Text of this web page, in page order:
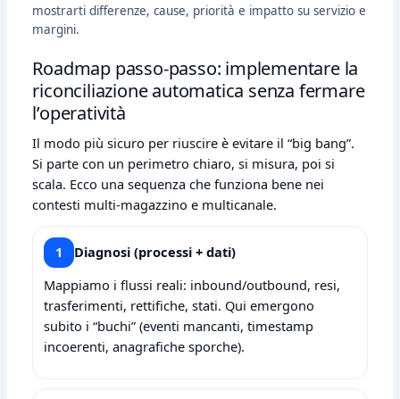
mostrarti differenze, cause, priorità e impatto su servizio e
margini.
Roadmap passo‑passo: implementare la
riconciliazione automatica senza fermare
l’operatività
Il modo più sicuro per riuscire è evitare il “big bang”.
Si parte con un perimetro chiaro, si misura, poi si
scala. Ecco una sequenza che funziona bene nei
contesti multi‑magazzino e multicanale.
1
Diagnosi (processi + dati)
Mappiamo i flussi reali: inbound/outbound, resi,
trasferimenti, rettifiche, stati. Qui emergono
subito i “buchi” (eventi mancanti, timestamp
incoerenti, anagrafiche sporche).